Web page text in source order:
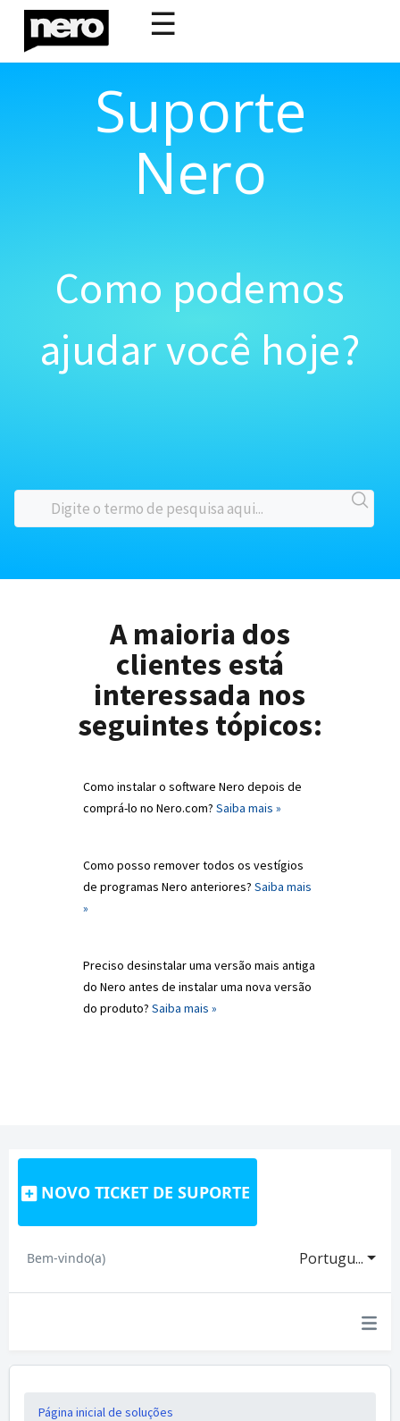
☰
Suporte
Nero
Como podemos
ajudar você hoje?
A maioria dos
clientes está
interessada nos
seguintes tópicos:
Como instalar o software Nero depois de
comprá-lo no Nero.com? Saiba mais »
Como posso remover todos os vestígios
de programas Nero anteriores? Saiba mais
»
Preciso desinstalar uma versão mais antiga
do Nero antes de instalar uma nova versão
do produto? Saiba mais »
NOVO TICKET DE SUPORTE
Portugu...
Bem-vindo(a)
Página inicial de soluções